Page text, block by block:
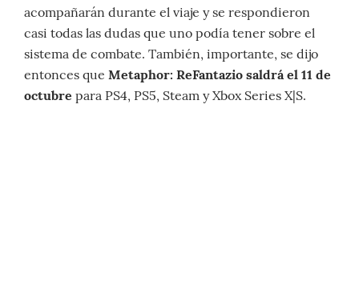
acompañarán durante el viaje y se respondieron
casi todas las dudas que uno podía tener sobre el
sistema de combate. También, importante, se dijo
entonces que Metaphor: ReFantazio saldrá el 11 de
octubre para PS4, PS5, Steam y Xbox Series X|S.